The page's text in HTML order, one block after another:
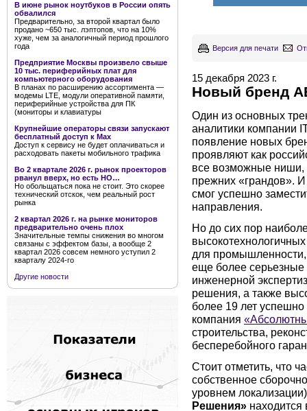
В июне рынок ноутбуков в России опять
обвалился
Предварительно, за второй квартал было
продано ~650 тыс. лэптопов, что на 10%
хуже, чем за аналогичный период прошлого
года
Предприятие Москвы произвело свыше
10 тыс. периферийных плат для
компьютерного оборудования
В планах по расширению ассортимента —
модемы LTE, модули оперативной памяти,
периферийные устройства для ПК
(мониторы и клавиатуры
Крупнейшие операторы связи запускают
бесплатный доступ к Мах
Доступ к сервису не будет оплачиваться и
расходовать пакеты мобильного трафика
Во 2 квартале 2026 г. рынок проекторов
рванул вверх, но есть НО…
Но обольщаться пока не стоит. Это скорее
технический отскок, чем реальный рост
рынка
2 квартал 2026 г. на рынке мониторов
предварительно очень плох
Значительные темпы снижения во многом
связаны с эффектом базы, а вообще 2
квартал 2026 совсем немного уступил 2
кварталу 2024-го
Другие новости
Версия для печати
15 декабря 2023 г.
Новый бренд
Один из основных
аналитики компании
появление новых
проявляют как
все возможные ниши,
прежних «грандов».
смог успешно
направления.
Но до сих пор
для промышленности,
еще более серьезные
инженерной
решения, а также
более 19 лет
компания
строительства,
бесперебойного
Стоит отметить, что
собственное
уровнем
Решения»